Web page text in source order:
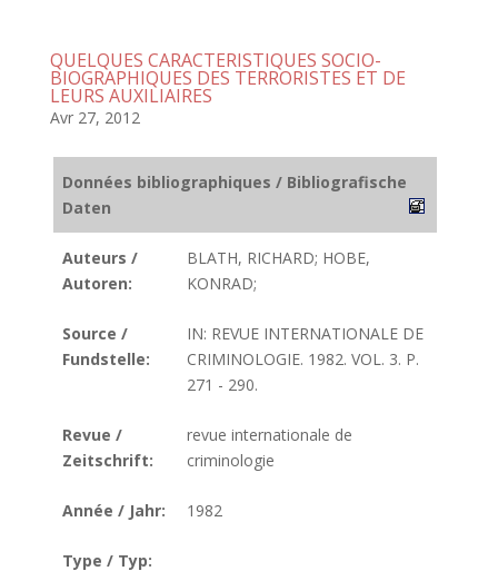
QUELQUES CARACTERISTIQUES SOCIO-
BIOGRAPHIQUES DES TERRORISTES ET DE
LEURS AUXILIAIRES
Avr 27, 2012
Données bibliographiques / Bibliografische
Daten
Auteurs /
Autoren:
BLATH, RICHARD; HOBE,
KONRAD;
Source /
Fundstelle:
IN: REVUE INTERNATIONALE DE
CRIMINOLOGIE. 1982. VOL. 3. P.
271 - 290.
Revue /
Zeitschrift:
revue internationale de
criminologie
Année / Jahr: 1982
Type / Typ: